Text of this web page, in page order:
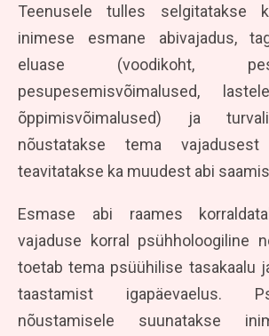
Teenusele tulles selgitatakse
inimese esmane abivajadus,
eluase (voodikoht,
pesupesemisvõimalused,
õppimisvõimalused) ja
nõustatakse tema
teavitatakse ka muudest abi
Esmase abi raames
vajaduse korral psühholoogiline
toetab tema psüühilise tasakaalu
taastamist igapäevaelus.
nõustamisele suunatakse